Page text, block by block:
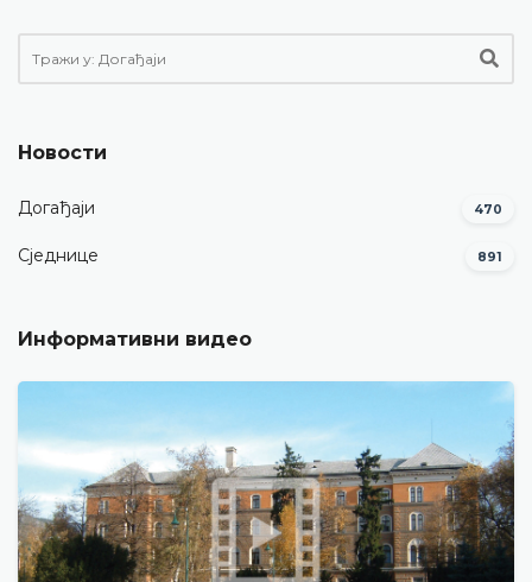
Новости
Догађаји 470
Сједнице 891
Информативни видео